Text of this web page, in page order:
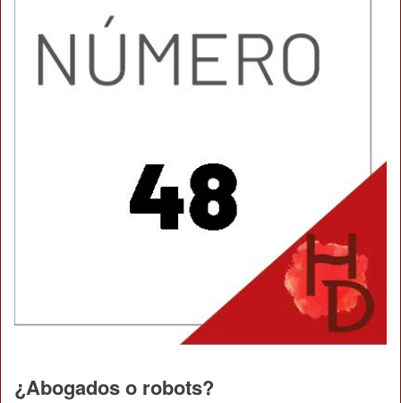
¿Abogados o robots?